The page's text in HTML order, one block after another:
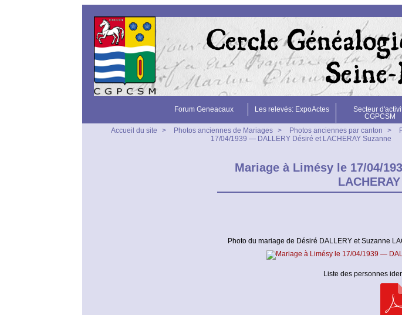
Forum Geneacaux Les relevés: ExpoActes
Secteur
CGPCSM
Accueil du site > Photos anciennes de Mariages > Photos anciennes par canton >
17/04/1939 — DALLERY Désiré et LACHERAY Suzanne
Mariage à Limésy le 17/04/
Photo du mariage de Désiré DALLERY et Suzanne
Liste des personnes